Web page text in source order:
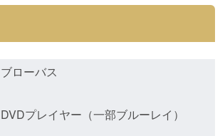
ブローバス
DVDプレイヤー（一部ブルーレイ）